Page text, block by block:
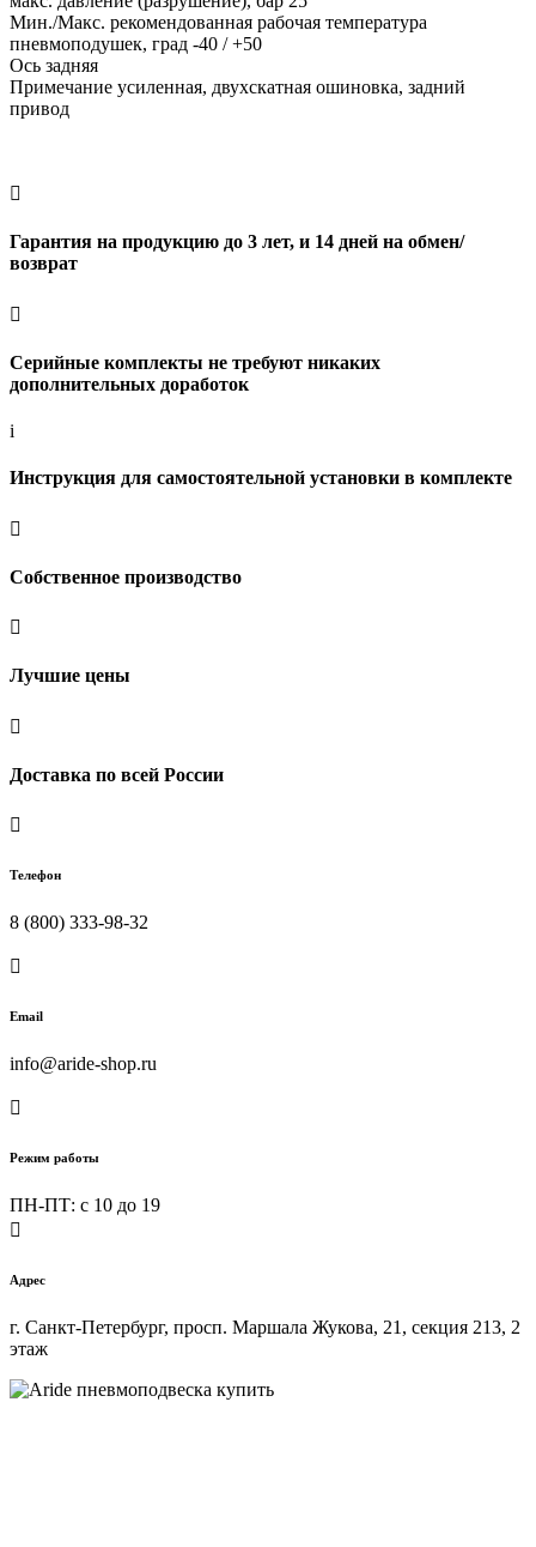
Мин./Макс. рекомендованная рабочая температура
пневмоподушек, град -40 / +50
Ось задняя
Примечание усиленная, двухскатная ошиновка, задний
привод

Гарантия на продукцию до 3 лет, и 14 дней на обмен/
возврат

Серийные комплекты не требуют никаких
дополнительных доработок
i
Инструкция для самостоятельной установки в комплекте

Собственное производство

Лучшие цены

Доставка по всей России

Телефон
8 (800) 333-98-32

Email
info@aride-shop.ru

Режим работы
ПН-ПТ: c 10 до 19

Адрес
г. Санкт-Петербург, просп. Маршала Жукова, 21, секция 213, 2
этаж